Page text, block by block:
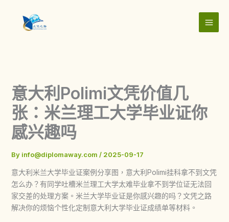
content
意大利Polimi文凭价值几
张：米兰理工大学毕业证你
感兴趣吗
By info@diplomaway.com / 2025-09-17
意大利米兰大学毕业证案例分享图，意大利Polimi挂科拿不到文凭
怎么办？有同学吐槽米兰理工大学太难毕业拿不到学位证无法回
家交差的处理方案。米兰大学毕业证是你感兴趣的吗？文凭之路
解决你的烦恼个性化定制意大利大学毕业证成绩单等材料。